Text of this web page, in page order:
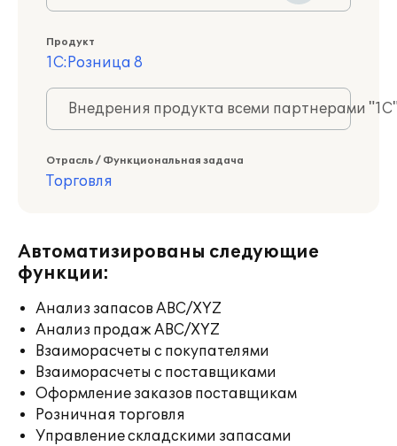
Продукт
1С:Розница 8
Внедрения продукта всеми партнерами
Отрасль / Функциональная задача
Торговля
Автоматизированы следующие
функции:
Анализ запасов ABC/XYZ
Анализ продаж ABC/XYZ
Взаиморасчеты с покупателями
Взаиморасчеты с поставщиками
Оформление заказов поставщикам
Розничная торговля
Управление складскими запасами